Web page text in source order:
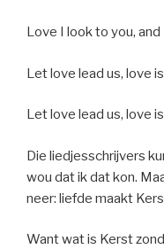
Love I look to you, and
Let love lead us, love
Let love lead us, love
Die liedjesschrijvers
wou dat ik dat kon.
neer: liefde maakt
Want wat is Kerst